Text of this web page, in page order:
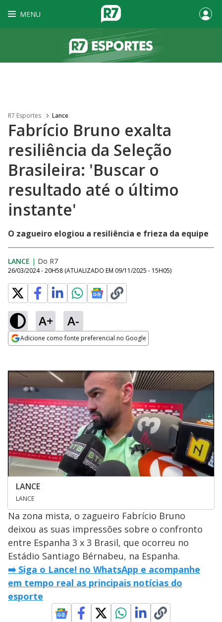
MENU
R7 Esportes Lance
Fabrício Bruno exalta
resiliência da Seleção
Brasileira: 'Buscar o
resultado até o último
instante'
O zagueiro elogiou a resiliência e frieza da equipe
LANCE | Do R7
26/03/2024 - 20H58 (ATUALIZADO EM 09/11/2025 - 15H05)
A+ A-
Adicione como fonte preferencial no Google
LANCE
LANCE
Na zona mista, o zagueiro Fabrício Bruno
deixou as suas impressões sobre o confronto
entre Espanha 3 x 3 Brasil, que ocorreu no
Estádio Santiago Bérnabeu, na Espanha.
➡️Siga o Lance! no WhatsApp e acompanhe
em tempo real as principais notícias do
esporte